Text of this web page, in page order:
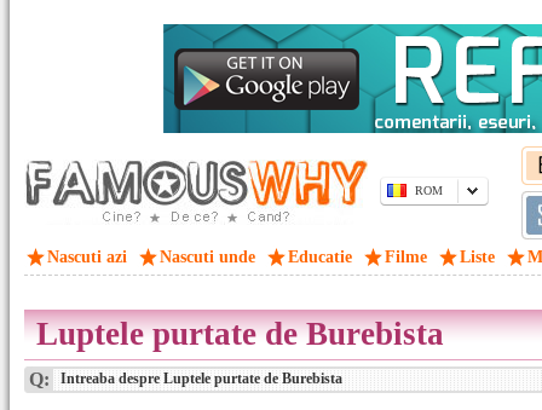
ROM
Nascuti azi Nascuti unde Educatie Filme Liste
Luptele purtate de Burebista
Q: Intreaba despre Luptele purtate de Burebista